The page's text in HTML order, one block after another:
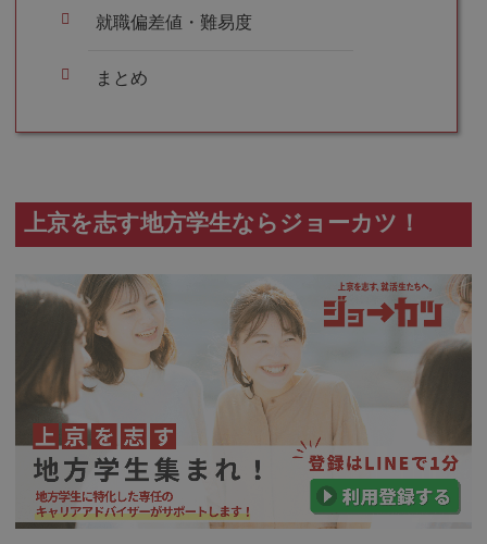
就職偏差値・難易度
まとめ
上京を志す地方学生ならジョーカツ！